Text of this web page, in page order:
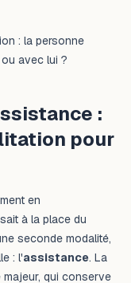
: la personne
avec lui ?
:
pour
en
à la place du
seconde modalité,
: l'assistance. La
qui conserve